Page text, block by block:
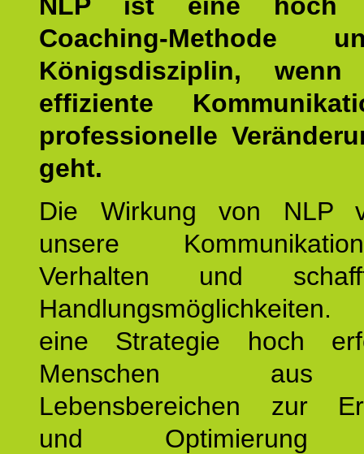
Coaching-Methode
Königsdisziplin,
effiziente
professionelle
geht.
Die Wirkung von NLP
unsere
Verhalten und
eine Strategie hoch
Menschen
Lebensbereichen zur
und Optimierung